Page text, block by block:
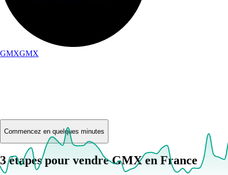
GMXGMX
Commencez en quelques minutes
3 étapes pour vendre GMX en France